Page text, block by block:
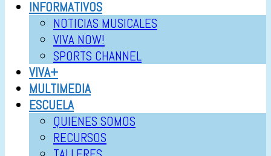
INFORMATIVOS
NOTICIAS MUSICALES
VIVA NOW!
SPORTS CHANNEL
VIVA+
MULTIMEDIA
ESCUELA
QUIENES SOMOS
RECURSOS